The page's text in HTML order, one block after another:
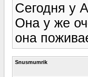
Сегодня у
Она у же
она
Snusmumrik